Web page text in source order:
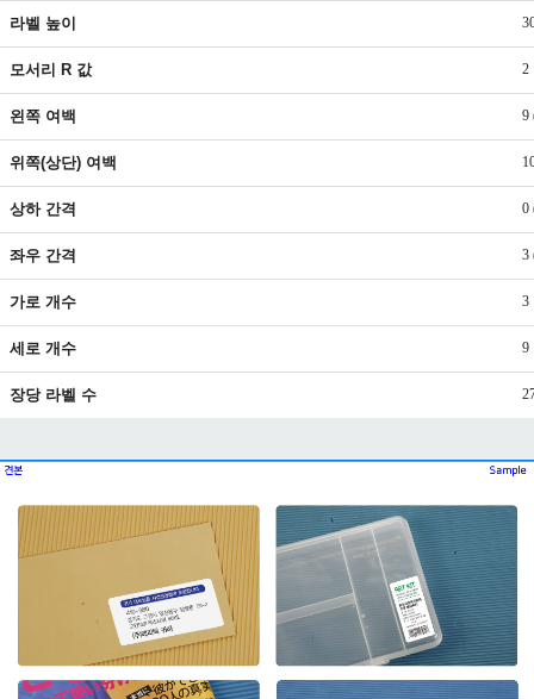
라벨 높이
모서리 R 값 2
왼쪽 여백 9
위쪽(상단) 여백
상하 간격 0
좌우 간격 3
가로 개수 3
세로 개수 9
장당 라벨 수